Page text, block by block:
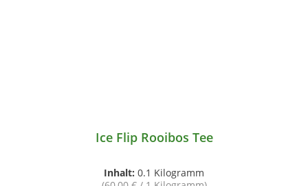
Ice Flip Rooibos Tee
Inhalt: 0.1 Kilogramm